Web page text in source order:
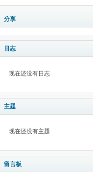
分享
日志
现在还没有日志
主题
现在还没有主题
留言板